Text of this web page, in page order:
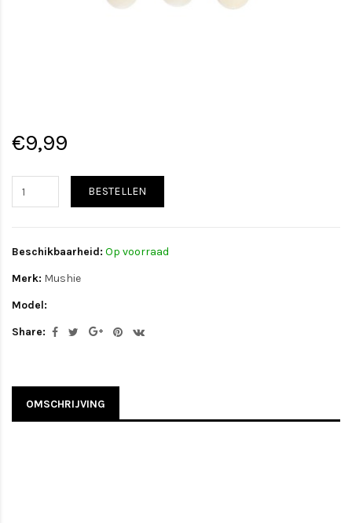
€9,99
BESTELLEN
Beschikbaarheid: Op voorraad
Merk: Mushie
Model:
Share:
OMSCHRIJVING